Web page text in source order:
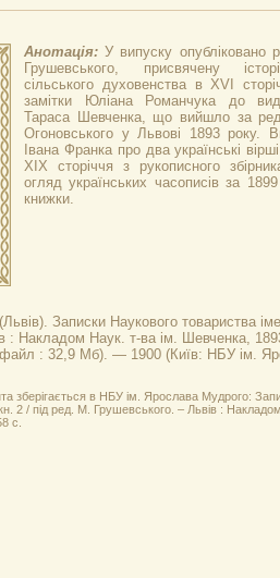
Анотація:У випуску опубліковано
Грушевського, присвячену
сільського духовенства в XVI
замітки Юліана Романчука до
Тараса Шевченка, що вийшло за
Огоновського у Львові 1893 року.
Івана Франка про два українські
ХІХ сторіччя з рукописного
огляд українських часописів за 1899
книжки.
Записки Наукового товариства
: Накладом Наук. т-ва ім. Шевченка,
: 32,9 Мб). — 1900 (Київ: НБУ ім.
зберігається в НБУ ім. Ярослава Мудрого:
2 / під ред. М. Грушевського. – Львів :
с.